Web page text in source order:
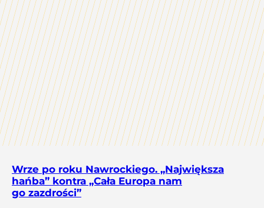
Wrze po roku Nawrockiego. „Największa
hańba” kontra „Cała Europa nam
go zazdrości”